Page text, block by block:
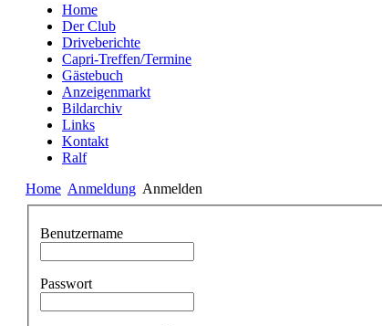
Home
Der Club
Driveberichte
Capri-Treffen/Termine
Gästebuch
Anzeigenmarkt
Bildarchiv
Links
Kontakt
Ralf
Home Anmeldung Anmelden
Benutzername
Passwort